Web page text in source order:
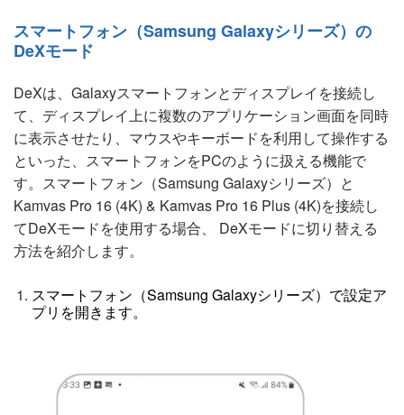
スマートフォン（Samsung Galaxyシリーズ）の
DeXモード
DeXは、Galaxyスマートフォンとディスプレイを接続し
て、ディスプレイ上に複数のアプリケーション画面を同時
に表示させたり、マウスやキーボードを利用して操作する
といった、スマートフォンをPCのように扱える機能で
す。スマートフォン（Samsung Galaxyシリーズ）と
Kamvas Pro 16 (4K) & Kamvas Pro 16 Plus (4K)を接続し
てDeXモードを使用する場合、 DeXモードに切り替える
方法を紹介します。
スマートフォン（Samsung Galaxyシリーズ）で設定ア
プリを開きます。